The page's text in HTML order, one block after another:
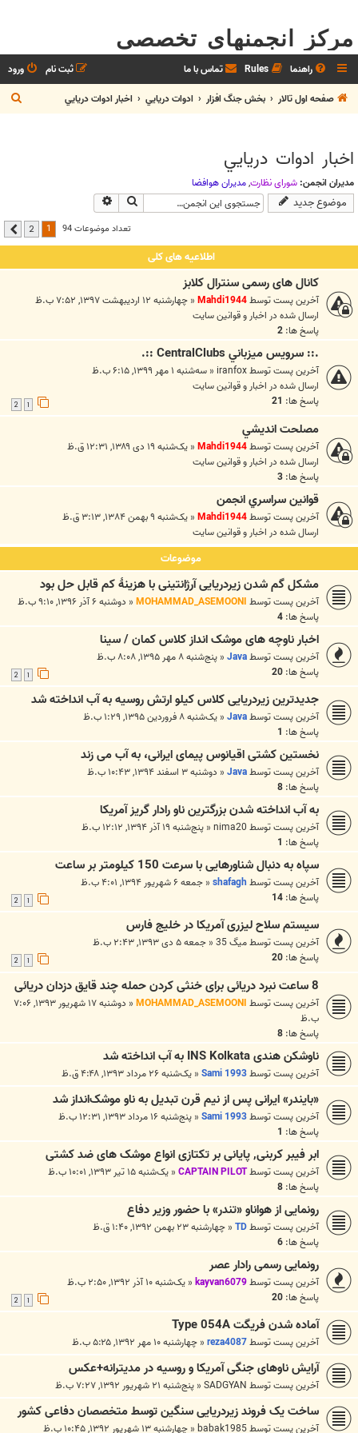
مرکز انجمنهای تخصصی
راهنما Rules تماس با ما ورود
ثبت نام
صفحه اول تالار
بخش جنگ افزار ادوات دريايي اخبار ادوات دريايي
ج
س
اخبار ادوات دريايي
مدیران انجمن: شوراي نظارت,مديران هوافضا
موضوع جدید جستجو
تعداد موضوعات 94 2 بعدی
اطلاعیه های کلی
کانال های رسمی سنترال کلابز
آخرین پست توسطMahdi1944
« چهارشنبه ۱۲ اردیبهشت ۱۳۹۷, ۷:۵۲ ب.ظ
ارسال شده در اخبار و قوانين سايت
پاسخ ها: 2
.:: سرويس ميزباني CentralClubs ::.
آخرین پست توسطiranfox
« سه‌شنبه ۱ مهر ۱۳۹۹, ۶:۱۵ ب.ظ
ارسال شده در اخبار و قوانين سايت
پاسخ ها: 21
مصلحت انديشي
آخرین پست توسطMahdi1944
« یک‌شنبه ۱۹ دی ۱۳۸۹, ۱۲:۳۱ ق.ظ
ارسال شده در اخبار و قوانين سايت
پاسخ ها: 3
قوانين سراسري انجمن
آخرین پست توسطMahdi1944
« یک‌شنبه ۹ بهمن ۱۳۸۴, ۳:۱۳ ق.ظ
ارسال شده در اخبار و قوانين سايت
موضوعات
مشکل گم شدن زیردریایی آرژانتینی با هزینهٔ کم قابل حل بود
آخرین پست توسطMOHAMMAD_ASEMOONI
« دوشنبه ۶ آذر ۱۳۹۶, ۹:۱۰ ب.ظ
پاسخ ها: 4
اخبار ناوچه های موشک انداز کلاس کمان / سینا
آخرین پست توسطJava
« پنج‌شنبه ۸ مهر ۱۳۹۵, ۸:۰۸ ب.ظ
پاسخ ها: 20
جدیدترین زیردریایی کلاس کیلو ارتش روسیه به آب انداخته شد
آخرین پست توسطJava
« یک‌شنبه ۸ فروردین ۱۳۹۵, ۱:۲۹ ب.ظ
پاسخ ها: 1
نخستین کشتی اقیانوس پیمای ایرانی، به آب می زند
آخرین پست توسطJava
« دوشنبه ۳ اسفند ۱۳۹۴, ۱۰:۴۳ ب.ظ
پاسخ ها: 8
به آب انداخته شدن بزرگترین ناو رادار گریز آمریکا
آخرین پست توسطnima20
« پنج‌شنبه ۱۹ آذر ۱۳۹۴, ۱۲:۱۲ ب.ظ
پاسخ ها: 1
سپاه به دنبال شناورهایی با سرعت 150 کیلومتر بر ساعت
آخرین پست توسطshafagh
« جمعه ۶ شهریور ۱۳۹۴, ۴:۰۱ ب.ظ
پاسخ ها: 14
سیستم سلاح لیزری آمریکا در خلیج فارس
آخرین پست توسطمیگ 35 « جمعه ۵ دی ۱۳۹۳, ۲:۴۳ ب.ظ
پاسخ ها: 20
8 ساعت نبرد دریائی برای خنثی کردن حمله چند قایق دزدان دریائی
آخرین پست توسطMOHAMMAD_ASEMOONI
«
دوشنبه ۱۷ شهریور ۱۳۹۳, ۷:۰۶
ب.ظ
پاسخ ها: 8
ناوشکن هندی INS Kolkata به آب انداخته شد
آخرین پست توسطSami 1993
« یک‌شنبه ۲۶ مرداد ۱۳۹۳, ۴:۴۸ ق.ظ
«بایندر» ایرانی پس از نیم قرن تبدیل به ناو موشک‌انداز شد
آخرین پست توسطSami 1993
« پنج‌شنبه ۱۶ مرداد ۱۳۹۳, ۱۲:۳۱ ب.ظ
پاسخ ها: 1
ابر فیبر کربنی, پایانی بر تکتازی انواع موشک های ضد کشتی
آخرین پست توسطCAPTAIN PILOT
« یک‌شنبه ۱۵ تیر ۱۳۹۳, ۱۰:۰۱ ب.ظ
پاسخ ها: 8
رونمایی از هواناو «تندر» با حضور وزیر دفاع
آخرین پست توسطTD
« چهارشنبه ۲۳ بهمن ۱۳۹۲, ۱:۴۰ ق.ظ
پاسخ ها: 6
رونمایی رسمی رادار عصر
آخرین پست توسطkayvan6079
« یک‌شنبه ۱۰ آذر ۱۳۹۲, ۲:۵۰ ب.ظ
پاسخ ها: 20
آماده شدن فریگت Type 054A
آخرین پست توسطreza4087
« چهارشنبه ۱۰ مهر ۱۳۹۲, ۵:۲۵ ب.ظ
آرایش ناوهای جنگی آمریکا و روسیه در مدیترانه+عکس
آخرین پست توسطSADGYAN
« پنج‌شنبه ۲۱ شهریور ۱۳۹۲, ۷:۲۷ ب.ظ
ساخت یک فروند زیردریایی سنگین توسط متخصصان دفاعی کشور
آخرین پست توسطbabak1985
« چهارشنبه ۱۳ شهریور ۱۳۹۲, ۱۰:۴۵ ب.ظ